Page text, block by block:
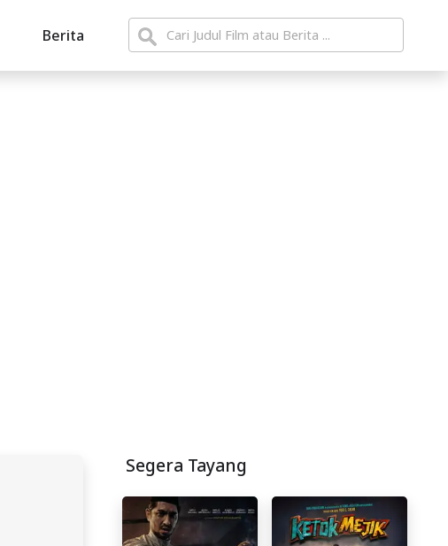
Berita
Segera Tayang